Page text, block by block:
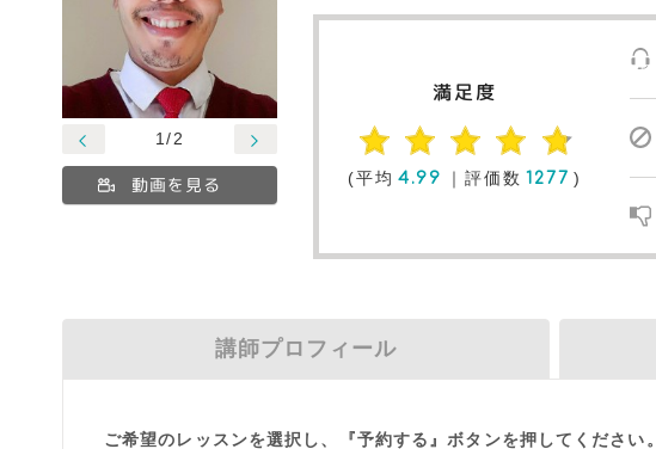
1/2
動画を見る
満足度
(平均 4.99 ｜評価数 1277 )
講師プロフィール
ご希望のレッスンを選択し、『予約する』ボタンを押してください。